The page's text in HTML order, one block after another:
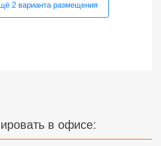
2 вариантаразмещения
в офисе: